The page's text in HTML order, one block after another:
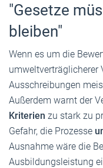
"Gesetze
bleiben"
Wenn es um die
umweltverträglicherer
Ausschreibungen
Außerdem warnt der
Kriterien zu stark zu
Gefahr, die Prozesse
Ausnahme wäre die
Ausbildungsleistung